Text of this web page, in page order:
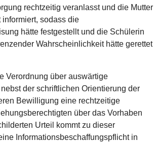
rechtzeitig veranlasst und die Mutter
sodass die
hätte festgestellt und die Schülerin
Wahrscheinlichkeit hätte gerettet
Verordnung über auswärtige
der schriftlichen Orientierung der
Bewilligung eine rechtzeitige
über das Vorhaben
Urteil kommt zu dieser
Informationsbeschaffungspflicht in